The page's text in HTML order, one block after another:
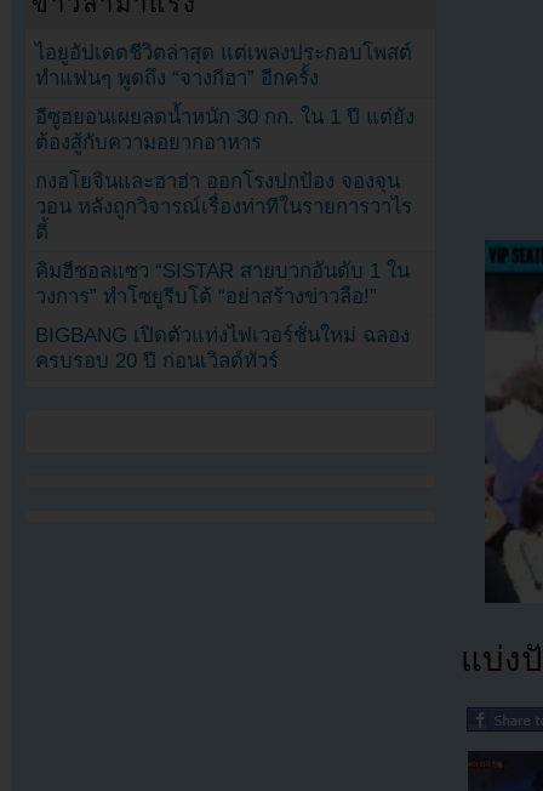
แบ่ง
ไอยูอัปเดตชีวิตล่าสุด แต่เพลงประกอบโพสต์
ทำแฟนๆ พูดถึง “จางกีฮา” อีกครั้ง
อีซูฮยอนเผยลดน้ำหนัก 30 กก. ใน 1 ปี แต่ยัง
ต้องสู้กับความอยากอาหาร
กงฮโยจินและฮาฮ่า ออกโรงปกป้อง จองจุน
วอน หลังถูกวิจารณ์เรื่องท่าทีในรายการวาไร
ตี้
คิมฮีชอลแซว “SISTAR สายบวกอันดับ 1 ใน
วงการ” ทำโซยูรีบโต้ “อย่าสร้างข่าวลือ!”
BIGBANG เปิดตัวแท่งไฟเวอร์ชั่นใหม่ ฉลอง
ครบรอบ 20 ปี ก่อนเวิลด์ทัวร์